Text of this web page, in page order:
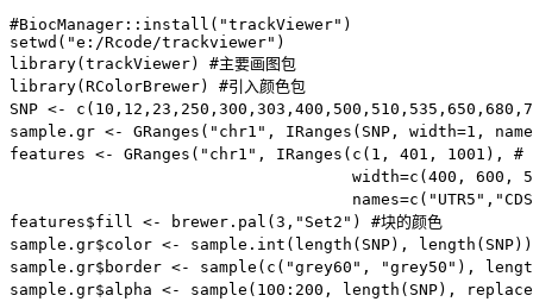
#BiocManager::install("trackViewer")
setwd("e:/Rcode/trackviewer")
library(trackViewer) #主要画图包
library(RColorBrewer) #引入颜色包
SNP <-
sample.gr <- GRanges("chr1", IRanges(SNP, width=1,
features <- GRanges("chr1", IRanges(c(1, 401, 1001), #
width=c(400, 600,
features$fill <- brewer.pal(3,"Set2") #块的颜色
sample.gr$color <- sample.int(length(SNP), length(SNP)) #
sample.gr$border <- sample(c("grey60", "grey50"),
sample.gr$alpha <- sample(100:200, length(SNP), replace =